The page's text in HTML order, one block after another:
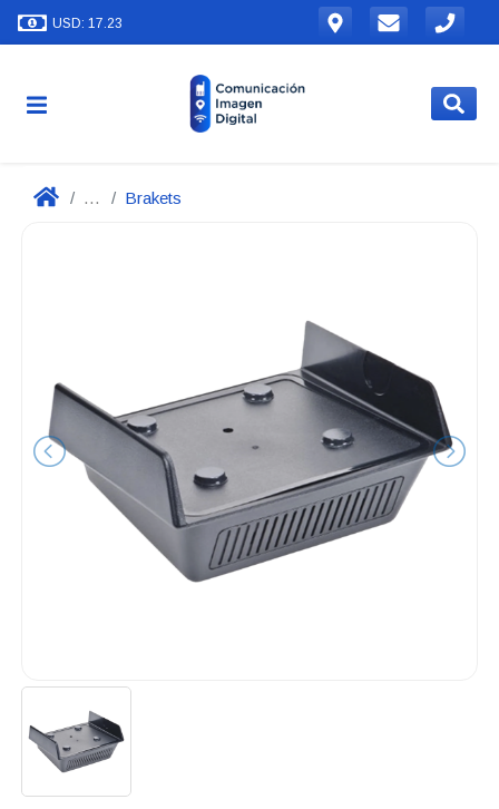
USD: 17.23
... Brakets